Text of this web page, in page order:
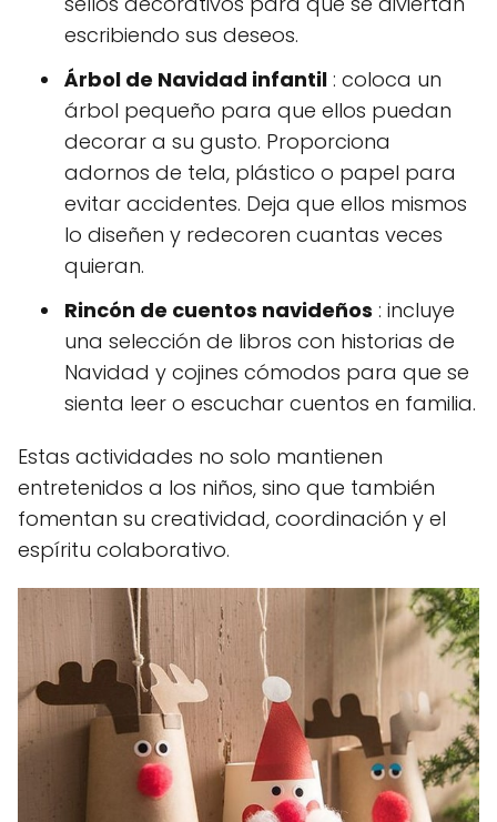
escribiendo sus deseos.
Árbol de Navidad infantil : coloca un
árbol pequeño para que ellos puedan
decorar a su gusto. Proporciona
adornos de tela, plástico o papel para
evitar accidentes. Deja que ellos mismos
lo diseñen y redecoren cuantas veces
quieran.
Rincón de cuentos navideños : incluye
una selección de libros con historias de
Navidad y cojines cómodos para que se
sienta leer o escuchar cuentos en familia.
Estas actividades no solo mantienen
entretenidos a los niños, sino que también
fomentan su creatividad, coordinación y el
espíritu colaborativo.